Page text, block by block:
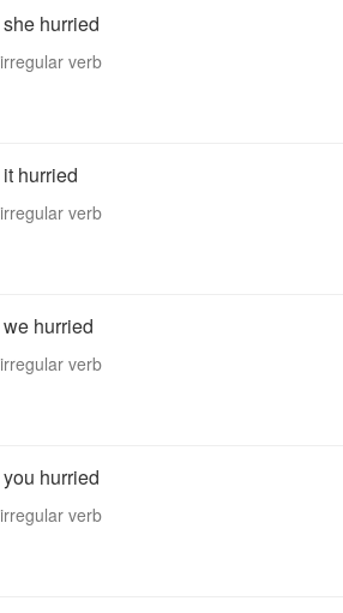
she hurried
irregular verb
it hurried
irregular verb
we hurried
irregular verb
you hurried
irregular verb